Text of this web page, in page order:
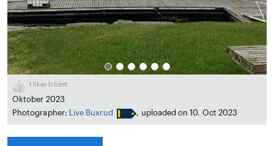
1 liker bildet
Oktober 2023
Photographer:
Live Buxrud , uploaded on 10. Oct 2023